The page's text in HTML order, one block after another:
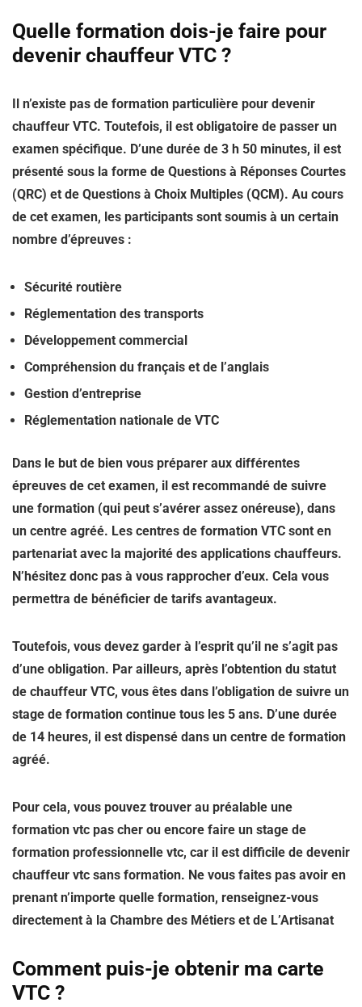
Quelle formation dois-je faire pour
devenir chauffeur VTC ?
Il n’existe pas de formation particulière pour devenir
chauffeur VTC. Toutefois, il est obligatoire de passer un
examen spécifique. D’une durée de 3 h 50 minutes, il est
présenté sous la forme de Questions à Réponses Courtes
(QRC) et de Questions à Choix Multiples (QCM). Au cours
de cet examen, les participants sont soumis à un certain
nombre d’épreuves :
Sécurité routière
Réglementation des transports
Développement commercial
Compréhension du français et de l’anglais
Gestion d’entreprise
Réglementation nationale de VTC
Dans le but de bien vous préparer aux différentes
épreuves de cet examen, il est recommandé de suivre
une formation (qui peut s’avérer assez onéreuse), dans
un centre agréé. Les centres de formation VTC sont en
partenariat avec la majorité des applications chauffeurs.
N’hésitez donc pas à vous rapprocher d’eux. Cela vous
permettra de bénéficier de tarifs avantageux.
Toutefois, vous devez garder à l’esprit qu’il ne s’agit pas
d’une obligation. Par ailleurs, après l’obtention du statut
de chauffeur VTC, vous êtes dans l’obligation de suivre un
stage de formation continue tous les 5 ans. D’une durée
de 14 heures, il est dispensé dans un centre de formation
agréé.
Pour cela, vous pouvez trouver au préalable une
formation vtc pas cher ou encore faire un stage de
formation professionnelle vtc, car il est difficile de devenir
chauffeur vtc sans formation. Ne vous faites pas avoir en
prenant n’importe quelle formation, renseignez-vous
directement à la Chambre des Métiers et de L’Artisanat
Comment puis-je obtenir ma carte
VTC ?